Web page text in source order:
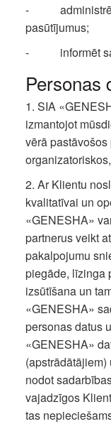
- administrēt
pasūtījumus;
- informēt
Personas
1. SIA
izmantojot
vērā
2. Ar Klientu
kvalitatīvai un
«GENESHA»
partnerus veikt
pakalpojumu
piegāde, līzinga
izsūtīšana un
«GENESHA»
personas datus
«GENESHA»
nodot
vajadzīgos
tas